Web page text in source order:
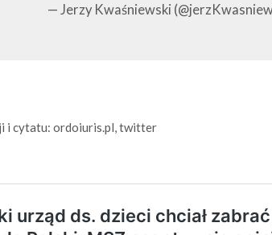
— Jerzy Kwaśniewski
i cytatu: ordoiuris.pl, twitter